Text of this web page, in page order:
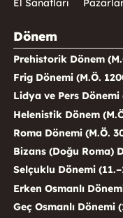
El Sanatları
Dönem
Prehistorik Dönem
Frig Dönemi (M.Ö.
Lidya ve Pers Dönemi
Helenistik Dönem
Roma Dönemi (M.Ö.
Bizans (Doğu Roma)
Selçuklu Dönemi
Erken Osmanlı
Geç Osmanlı Dönemi